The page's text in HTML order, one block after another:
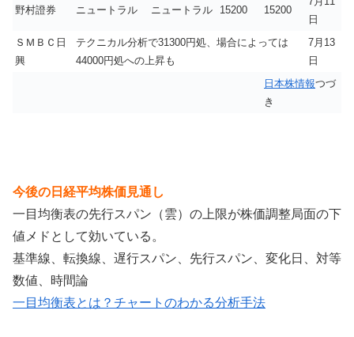
野村證券 ニュートラル ニュートラル 15200 15200
日
ＳＭＢＣ日
興
テクニカル分析で31300円処、場合によっては
44000円処への上昇も
7月13
日
日本株情報つづ
き
今後の日経平均株価見通し
一目均衡表の先行スパン（雲）の上限が株価調整局面の下
値メドとして効いている。
基準線、転換線、遅行スパン、先行スパン、変化日、対等
数値、時間論
一目均衡表とは？チャートのわかる分析手法